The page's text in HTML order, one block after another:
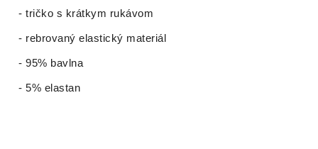
- tričko s krátkym rukávom
- rebrovaný elastický materiál
- 95% bavlna
- 5% elastan